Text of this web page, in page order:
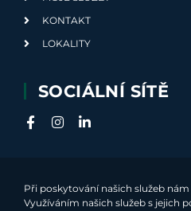
KONTAKT
LOKALITY
SOCIÁLNÍ SÍTĚ
Při poskytování našich služeb
Využíváním našich služeb s jejich